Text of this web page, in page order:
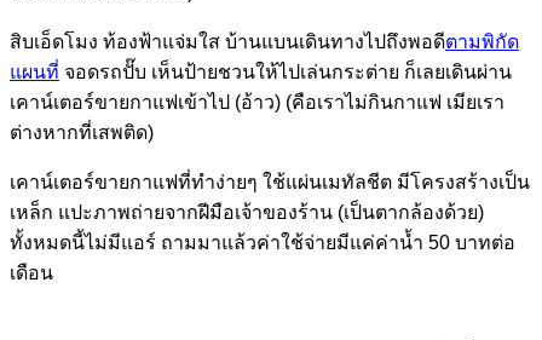
สิบเอ็ดโมง ท้องฟ้าแจ่มใส บ้านแบนเดินทางไปถึงพอดีตามพิกัด
แผนที่ จอดรถปั๊บ เห็นป้ายชวนให้ไปเล่นกระต่าย ก็เลยเดินผ่าน
เคาน์เตอร์ขายกาแฟเข้าไป (อ้าว) (คือเราไม่กินกาแฟ เมียเรา
ต่างหากที่เสพติด)
เคาน์เตอร์ขายกาแฟที่ทำง่ายๆ ใช้แผ่นเมทัลชีต มีโครงสร้างเป็น
เหล็ก แปะภาพถ่ายจากฝีมือเจ้าของร้าน (เป็นตากล้องด้วย)
ทั้งหมดนี้ไม่มีแอร์ ถามมาแล้วค่าใช้จ่ายมีแค่ค่าน้ำ 50 บาทต่อ
เดือน